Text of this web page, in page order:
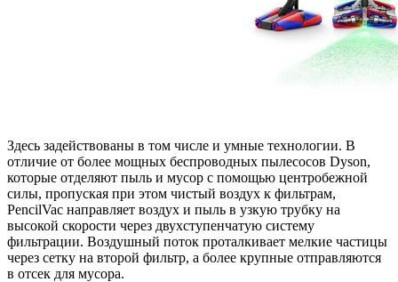
Здесь задействованы в том числе и умные технологии. В
отличие от более мощных беспроводных пылесосов Dyson,
которые отделяют пыль и мусор с помощью центробежной
силы, пропуская при этом чистый воздух к фильтрам,
PencilVac направляет воздух и пыль в узкую трубку на
высокой скорости через двухступенчатую систему
фильтрации. Воздушный поток проталкивает мелкие частицы
через сетку на второй фильтр, а более крупные отправляются
в отсек для мусора.